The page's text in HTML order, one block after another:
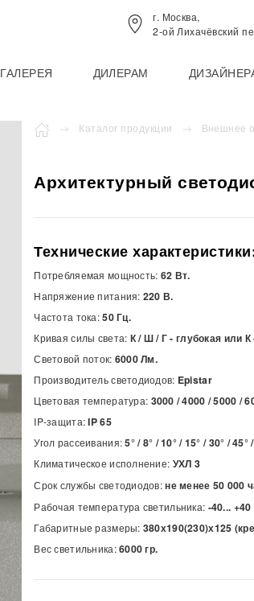
г. Москва,
2-ой Лихачёвский
ГАЛЕРЕЯ ДИЛЕРАМ
Каталог продукции Внешнее
Архитектурный
Технические
Потребляемая мощность: 62 Вт.
Напряжение питания: 220 В.
Частота тока:50 Гц.
Кривая силы света: К / Ш / Г - глубокая или
Световой поток: 6000 Лм.
Производитель светодиодов: Epistar
Цветовая температура: 3000 / 4000 / 5000 /
IP-защита:IP 65
Угол рассеивания:5° / 8° / 10° / 15° / 30° / 45°
Климатическое исполнение: УХЛ 3
Срок службы светодиодов:не менее 50 000
Рабочая температура светильника: -40... +40
Габаритные размеры: 380х190(230)х125
Вес светильника:6000 гр.